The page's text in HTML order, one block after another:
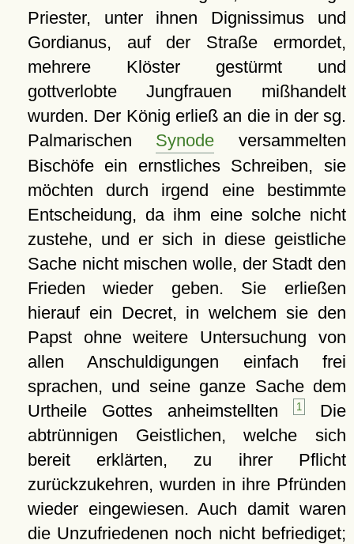
Priester, unter ihnen Dignissimus und
Gordianus, auf der Straße ermordet,
mehrere Klöster gestürmt und
gottverlobte Jungfrauen mißhandelt
wurden. Der König erließ an die in der sg.
Palmarischen Synode versammelten
Bischöfe ein ernstliches Schreiben, sie
möchten durch irgend eine bestimmte
Entscheidung, da ihm eine solche nicht
zustehe, und er sich in diese geistliche
Sache nicht mischen wolle, der Stadt den
Frieden wieder geben. Sie erließen
hierauf ein Decret, in welchem sie den
Papst ohne weitere Untersuchung von
allen Anschuldigungen einfach frei
sprachen, und seine ganze Sache dem
Urtheile Gottes anheimstellten
1 Die
abtrünnigen Geistlichen, welche sich
bereit erklärten, zu ihrer Pflicht
zurückzukehren, wurden in ihre Pfründen
wieder eingewiesen. Auch damit waren
die Unzufriedenen noch nicht befriediget;